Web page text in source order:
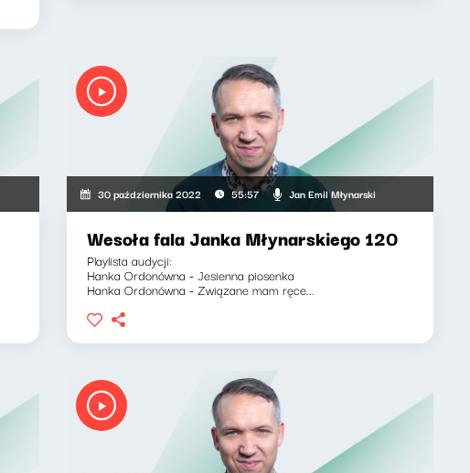
30 października 2022 55:57 Jan Emil Młynarski
Wesoła fala Janka Młynarskiego 120
Playlista audycji:
Hanka Ordonówna - Jesienna piosenka
Hanka Ordonówna - Związane mam ręce...